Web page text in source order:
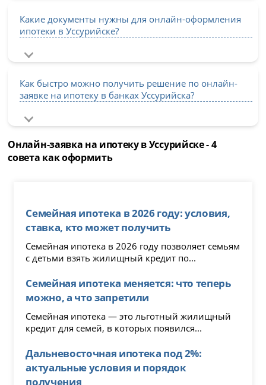
Какие документы нужны для онлайн-оформления
ипотеки в Уссурийске?
Как быстро можно получить решение по онлайн-
заявке на ипотеку в банках Уссурийска?
Онлайн-заявка на ипотеку в Уссурийске - 4
совета как оформить
Семейная ипотека в 2026 году: условия,
ставка, кто может получить
Семейная ипотека в 2026 году позволяет семьям
с детьми взять жилищный кредит по...
Семейная ипотека меняется: что теперь
можно, а что запретили
Семейная ипотека — это льготный жилищный
кредит для семей, в которых появился...
Дальневосточная ипотека под 2%:
актуальные условия и порядок
получения